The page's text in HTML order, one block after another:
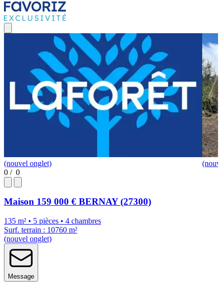
(nouvel onglet)
0 / 0
Maison 159 000 € BERNAY (27300)
135 m² • 5 pièces • 4 chambres
Surf. terrain : 10760 m²
(nouvel onglet)
Message